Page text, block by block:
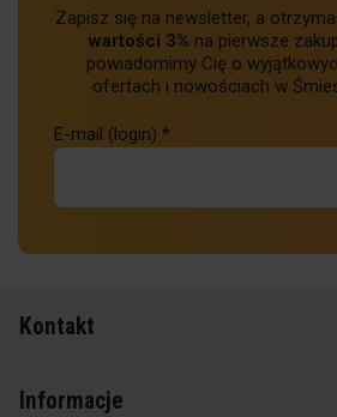
Zapisz się na newsletter, a
wartości 3% na pierwsze
powiadomimy Cię o
ofertach i nowościach w
E-mail (login) *
Kontakt
Informacje